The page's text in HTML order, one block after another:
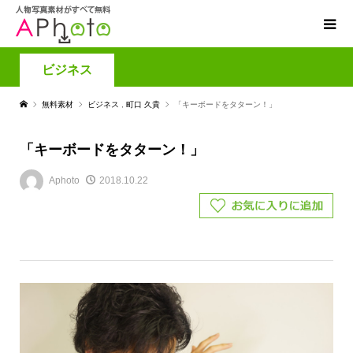
ビジネス
無料素材 ビジネス 町口 久貴 「キーボードをタターン！」
「キーボードをタターン！」
Aphoto 2018.10.22